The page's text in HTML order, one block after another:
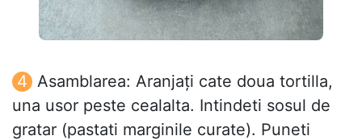
Asamblarea: Aranjați cate doua tortilla,
una usor peste cealalta. Intindeti sosul de
gratar (pastati marginile curate). Puneti